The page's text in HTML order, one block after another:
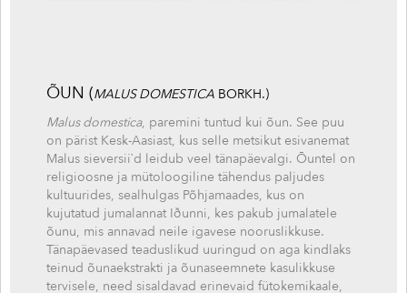
ÕUN (MALUS DOMESTICA BORKH.)
Malus domestica, paremini tuntud kui õun. See puu
on pärist Kesk-Aasiast, kus selle metsikut esivanemat
Malus sieversii`d leidub veel tänapäevalgi. Õuntel on
religioosne ja mütoloogiline tähendus paljudes
kultuurides, sealhulgas Põhjamaades, kus on
kujutatud jumalannat Iðunni, kes pakub jumalatele
õunu, mis annavad neile igavese nooruslikkuse.
Tänapäevased teaduslikud uuringud on aga kindlaks
teinud õunaekstrakti ja õunaseemnete kasulikkuse
tervisele, need sisaldavad erinevaid fütokemikaale,